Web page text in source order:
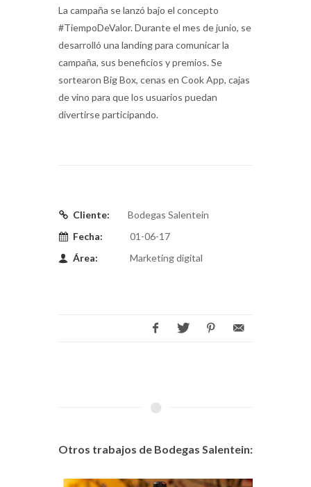
La campaña se lanzó bajo el concepto
#TiempoDeValor. Durante el mes de junio, se
desarrolló una landing para comunicar la
campaña, sus beneficios y premios. Se
sortearon Big Box, cenas en Cook App, cajas
de vino para que los usuarios puedan
divertirse participando.
Cliente:
Bodegas Salentein
Fecha:
01-06-17
Área:
Marketing digital
Otros trabajos de Bodegas Salentein: